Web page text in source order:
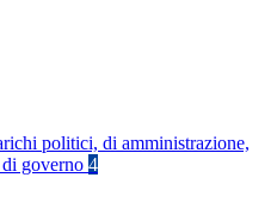
politici, di amministrazione,
governo 4